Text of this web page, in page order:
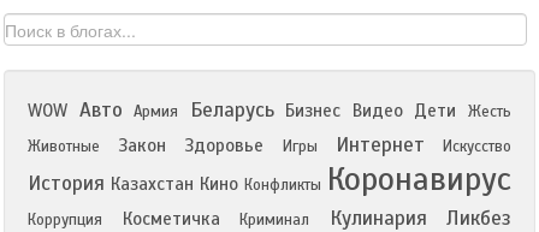
WOW Авто Армия Беларусь Бизнес Видео Дети
Жесть
Животные
Закон Здоровье Игры Интернет Искусство
История Казахстан Кино Конфликты Коронавирус
Коррупция Косметичка Криминал Кулинария Ликбез